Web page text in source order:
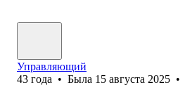
Управляющий
43 года • Была 15 августа 2025 •